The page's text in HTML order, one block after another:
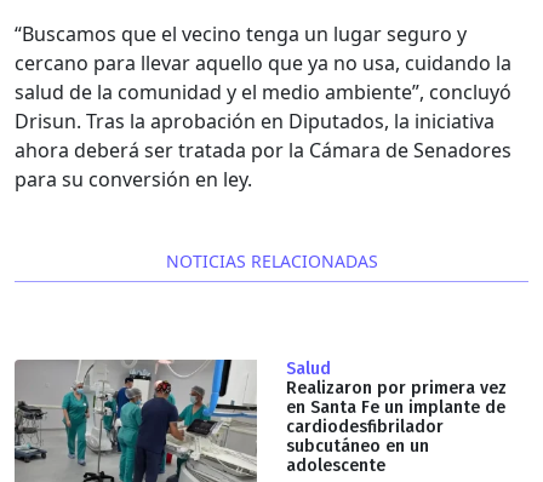
“Buscamos que el vecino tenga un lugar seguro y
cercano para llevar aquello que ya no usa, cuidando la
salud de la comunidad y el medio ambiente”, concluyó
Drisun. Tras la aprobación en Diputados, la iniciativa
ahora deberá ser tratada por la Cámara de Senadores
para su conversión en ley.
NOTICIAS RELACIONADAS
Salud
Realizaron por primera vez
en Santa Fe un implante de
cardiodesfibrilador
subcutáneo en un
adolescente